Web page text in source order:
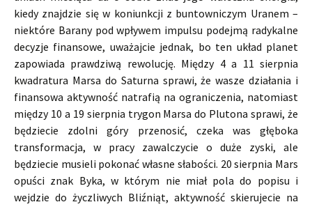
kiedy znajdzie się w koniunkcji z buntowniczym Uranem –
niektóre Barany pod wpływem impulsu podejmą radykalne
decyzje finansowe, uważajcie jednak, bo ten układ planet
zapowiada prawdziwą rewolucję. Między 4 a 11 sierpnia
kwadratura Marsa do Saturna sprawi, że wasze działania i
finansowa aktywność natrafią na ograniczenia, natomiast
między 10 a 19 sierpnia trygon Marsa do Plutona sprawi, że
będziecie zdolni góry przenosić, czeka was głęboka
transformacja, w pracy zawalczycie o duże zyski, ale
będziecie musieli pokonać własne słabości. 20 sierpnia Mars
opuści znak Byka, w którym nie miał pola do popisu i
wejdzie do życzliwych Bliźniąt, aktywność skierujecie na